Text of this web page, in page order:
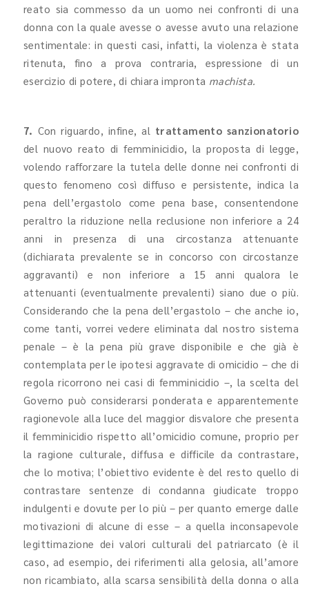
reato sia commesso da un uomo nei confronti di una
donna con la quale avesse o avesse avuto una relazione
sentimentale: in questi casi, infatti, la violenza è stata
ritenuta, fino a prova contraria, espressione di un
esercizio di potere, di chiara impronta machista.
7. Con riguardo, infine, al trattamento sanzionatorio
del nuovo reato di femminicidio, la proposta di legge,
volendo rafforzare la tutela delle donne nei confronti di
questo fenomeno così diffuso e persistente, indica la
pena dell’ergastolo come pena base, consentendone
peraltro la riduzione nella reclusione non inferiore a 24
anni in presenza di una circostanza attenuante
(dichiarata prevalente se in concorso con circostanze
aggravanti) e non inferiore a 15 anni qualora le
attenuanti (eventualmente prevalenti) siano due o più.
Considerando che la pena dell’ergastolo – che anche io,
come tanti, vorrei vedere eliminata dal nostro sistema
penale – è la pena più grave disponibile e che già è
contemplata per le ipotesi aggravate di omicidio – che di
regola ricorrono nei casi di femminicidio –, la scelta del
Governo può considerarsi ponderata e apparentemente
ragionevole alla luce del maggior disvalore che presenta
il femminicidio rispetto all’omicidio comune, proprio per
la ragione culturale, diffusa e difficile da contrastare,
che lo motiva; l’obiettivo evidente è del resto quello di
contrastare sentenze di condanna giudicate troppo
indulgenti e dovute per lo più – per quanto emerge dalle
motivazioni di alcune di esse – a quella inconsapevole
legittimazione dei valori culturali del patriarcato (è il
caso, ad esempio, dei riferimenti alla gelosia, all’amore
non ricambiato, alla scarsa sensibilità della donna o alla